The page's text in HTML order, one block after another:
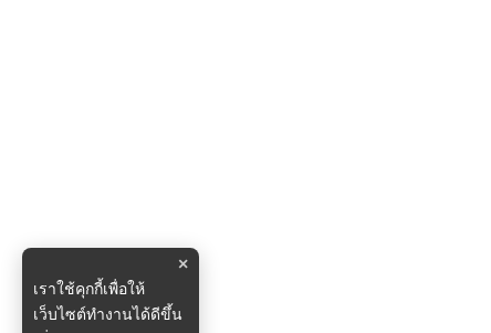
×
เราใช้คุกกี้เพื่อให้
เว็บไซต์ทำงานได้ดีขึ้น